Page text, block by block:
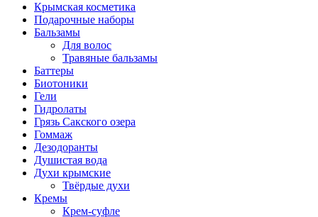
Крымская косметика
Подарочные наборы
Бальзамы
Для волос
Травяные бальзамы
Баттеры
Биотоники
Гели
Гидролаты
Грязь Сакского озера
Гоммаж
Дезодоранты
Душистая вода
Духи крымские
Твёрдые духи
Кремы
Крем-суфле